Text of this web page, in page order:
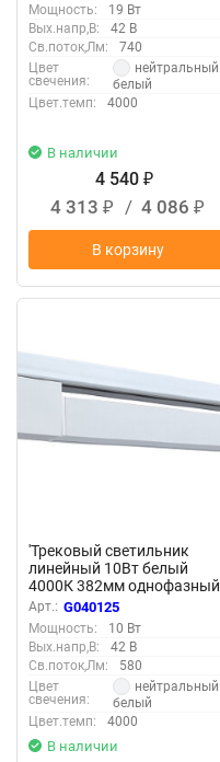
Мощность:
19 Вт
Вых.напр,В:
42 В
Св.поток,Лм:
740
Цвет
свечения:
нейтральный
белый
Цвет.темп:
4000
В наличии
4 540 ₽
4 313 ₽ / 4 086 ₽
В корзину
'Трековый светильник
линейный 10Вт белый
4000К 382мм однофазный
TL-L382-WH-10-NW 040125
Арт.: G040125
Мощность:
10 Вт
Вых.напр,В:
42 В
Св.поток,Лм:
580
Цвет
свечения:
нейтральный
белый
Цвет.темп:
4000
В наличии